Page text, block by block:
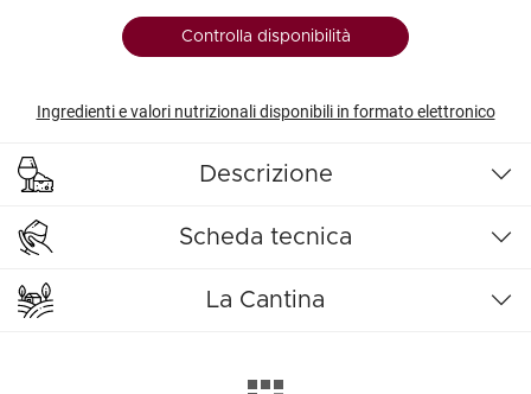
Controlla disponibilità
Ingredienti e valori nutrizionali disponibili in formato elettronico
Descrizione
Scheda tecnica
La Cantina